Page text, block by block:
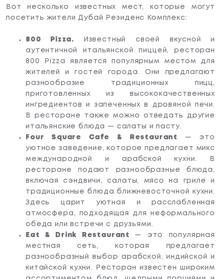
Вот несколько известных мест, которые могут
посетить жители Дубай Резиденс Комплекс:
800 Pizza.
Известный своей вкусной и
аутентичной итальянской пиццей, ресторан
800 Pizza является популярным местом для
жителей и гостей города. Они предлагают
разнообразие традиционных пицц,
приготовленных из высококачественных
ингредиентов и запеченных в дровяной печи.
В ресторане также можно отведать другие
итальянские блюда — салаты и пасту.
Four Square Cafe & Restaurant — это
уютное заведение, которое предлагает микс
международной и арабской кухни. В
ресторане подают разнообразные блюда,
включая сэндвичи, салаты, мясо на гриле и
традиционные блюда ближневосточной кухни.
Здесь царит уютная и расслабленная
атмосфера, подходящая для неформального
обеда или встречи с друзьями.
Eat & Drink Restaurant — это популярная
местная сеть, которая предлагает
разнообразный выбор арабской, индийской и
китайской кухни. Ресторан известен широким
Апартаменты
Виллу
Рассмотрю все